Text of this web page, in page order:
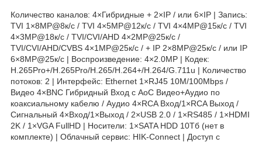
Количество каналов: 4×Гибридные + 2×IP / или 6×IP | Запись:
TVI 1×8MP@8к/с / TVI 4×5MP@12к/с / TVI 4×4MP@15к/с / TVI
4×3MP@18к/с / TVI/CVI/AHD 4×2MP@25к/с /
TVI/CVI/AHD/CVBS 4×1MP@25к/с / + IP 2×8MP@25к/с / или IP
6×8MP@25к/с | Воспроизведение: 4×2.0MP | Кодек:
H.265Pro+/H.265Pro/H.265/H.264+/H.264/G.711u | Количество
потоков: 2 | Интерфейс: Ethernet 1×RJ45 10M/100Mbps /
Видео 4×BNC Гибридный Вход с AoC Видео+Аудио по
коаксиальному кабелю / Аудио 4×RCA Вход/1×RCA Выход /
Сигнальный 4×Вход/1×Выход / 2×USB 2.0 / 1×RS485 / 1×HDMI
2K / 1×VGA FullHD | Носители: 1×SATA HDD 10Тб (нет в
комплекте) | Облачный сервис: HIK-Connect | Доступ с